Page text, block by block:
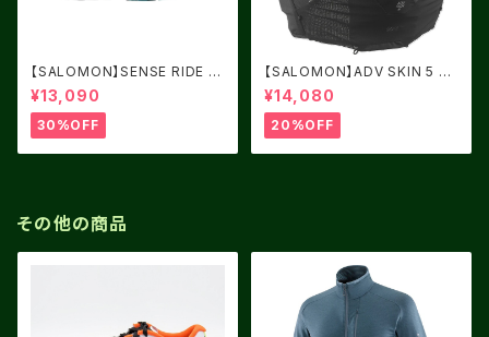
【SALOMON】SENSE RIDE 5
Women Cashmere Blue / C
arbon / Peacock Blue
¥13,090
30%OFF
【SALOMON】ADV SKIN 5 BL
ACK
¥14,080
20%OFF
その他の商品